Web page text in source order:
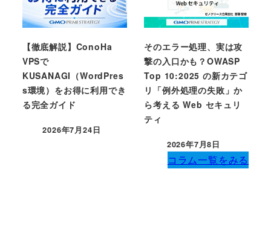
【徹底解説】ConoHa
VPSで
KUSANAGI（WordPres
s環境）をお得に利用でき
る完全ガイド
Published
2026年7月24日
そのエラー処理、実は攻
撃の入口かも？OWASP
Top 10:2025 の新カテゴ
リ「例外処理の失敗」か
ら考える Web セキュリ
ティ
Published
2026年7月8日
コラム一覧をみる